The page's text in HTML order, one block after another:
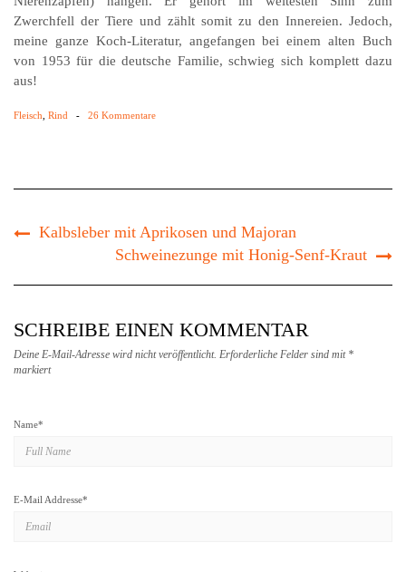
Zwerchfell der Tiere und zählt somit zu den Innereien. Jedoch,
meine ganze Koch-Literatur, angefangen bei einem alten Buch
von 1953 für die deutsche Familie, schwieg sich komplett dazu
aus!
Fleisch Rind - 26 Kommentare
Kalbsleber mit Aprikosen und Majoran
Schweinezunge mit Honig-Senf-Kraut
SCHREIBE EINEN KOMMENTAR
Deine E-Mail-Adresse wird nicht veröffentlicht. Erforderliche Felder sind mit *
markiert
Name*
E-Mail Addresse*